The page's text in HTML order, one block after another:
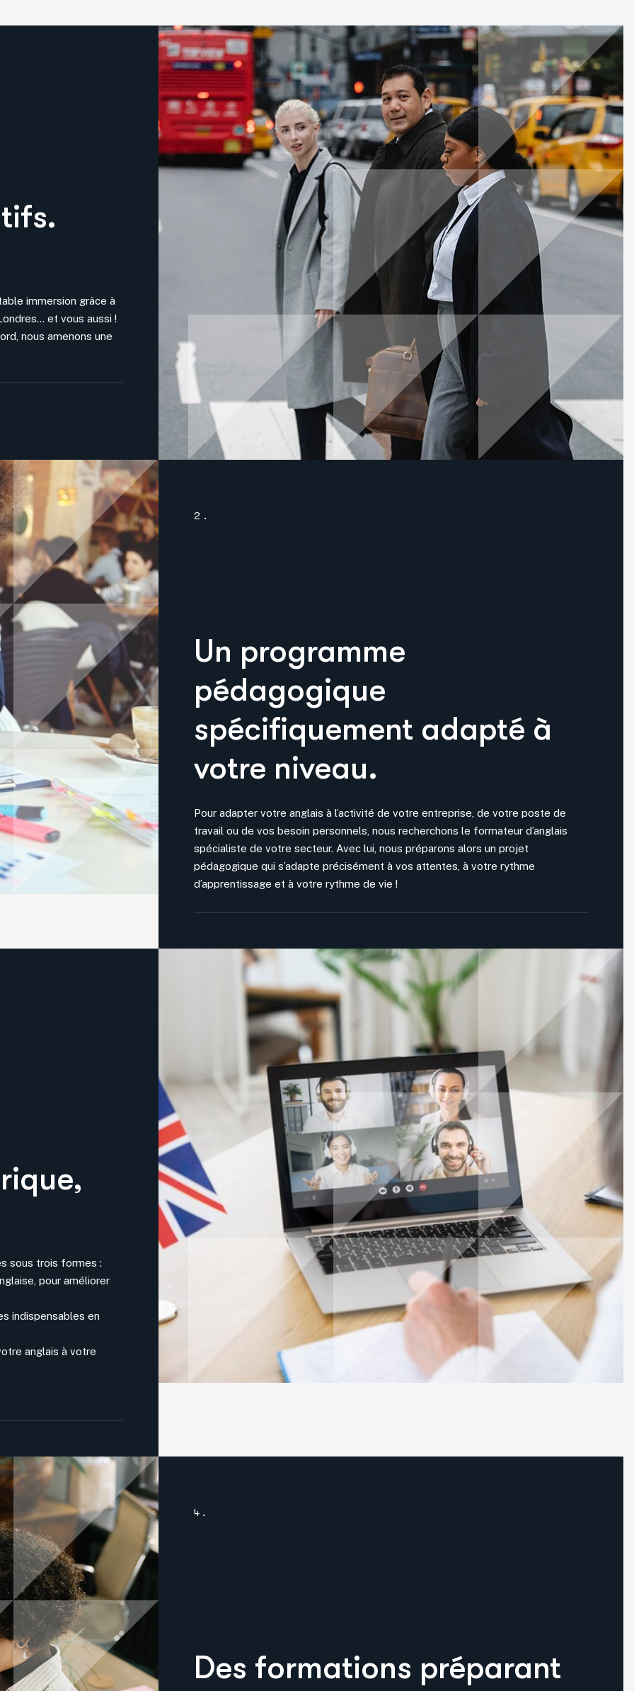
immersion grâce à
et vous aussi !
nous amenons une
2.
Un programme
pédagogique
spécifiquement adapté à
votre niveau.
Pour adapter votre anglais à l’activité de votre entreprise, de votre poste de
travail ou de vos besoin personnels, nous recherchons le formateur d’anglais
spécialiste de votre secteur. Avec lui, nous préparons alors un projet
pédagogique qui s’adapte précisément à vos attentes, à votre rythme
d’apprentissage et à votre rythme de vie !
sous trois formes :
pour améliorer
indispensables en
anglais à votre
4.
Des formations préparant